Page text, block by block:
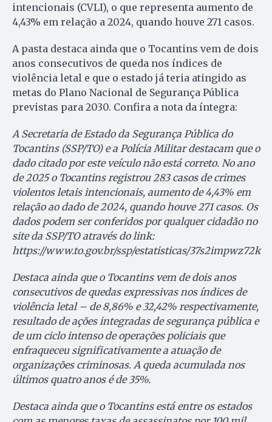
intencionais (CVLI), o que representa aumento de
4,43% em relação a 2024, quando houve 271 casos.
A pasta destaca ainda que o Tocantins vem de dois
anos consecutivos de queda nos índices de
violência letal e que o estado já teria atingido as
metas do Plano Nacional de Segurança Pública
previstas para 2030. Confira a nota da íntegra:
A Secretaria de Estado da Segurança Pública do
Tocantins (SSP/TO) e a Polícia Militar destacam que o
dado citado por este veículo não está correto. No ano
de 2025 o Tocantins registrou 283 casos de crimes
violentos letais intencionais, aumento de 4,43% em
relação ao dado de 2024, quando houve 271 casos. Os
dados podem ser conferidos por qualquer cidadão no
site da SSP/TO através do link:
https://www.to.gov.br/ssp/estatisticas/37s2impwz72k
Destaca ainda que o Tocantins vem de dois anos
consecutivos de quedas expressivas nos índices de
violência letal – de 8,86% e 32,42% respectivamente,
resultado de ações integradas de segurança pública e
de um ciclo intenso de operações policiais que
enfraqueceu significativamente a atuação de
organizações criminosas. A queda acumulada nos
últimos quatro anos é de 35%.
Destaca ainda que o Tocantins está entre os estados